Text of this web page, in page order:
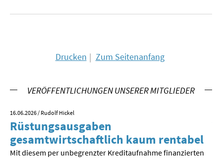
SOMMERSCHULE 2011
SOMMERSCHULE 2008
SOMMERSCHULE 2007
Drucken Zum Seitenanfang
VERÖFFENTLICHUNGEN UNSERER MITGLIEDER
16.06.2026 / Rudolf Hickel
Rüstungsausgaben
gesamtwirtschaftlich kaum rentabel
Mit diesem per unbegrenzter Kreditaufnahme finanzierten